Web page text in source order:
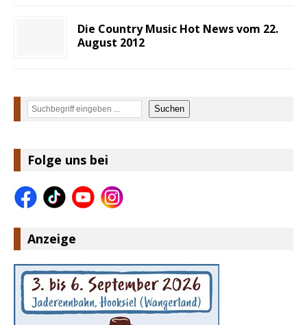
Die Country Music Hot News vom 22.
August 2012
Suchen Suchen
Folge uns bei
Anzeige